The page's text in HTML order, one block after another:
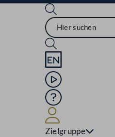
Sprache English
Mediathek
Hilfe
Zielgruppe